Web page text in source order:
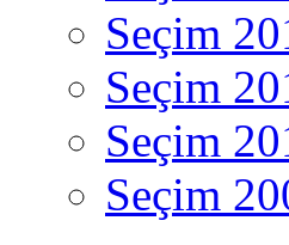
Seçim
Seçim
Seçim
Seçim